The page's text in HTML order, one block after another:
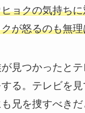
ョクの気持ち
が怒るのも無
見つかったとテ
る。テレビを
兄を捜すべきだ